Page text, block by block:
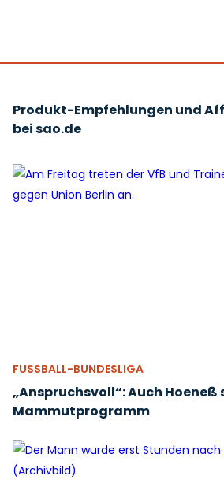
Produkt-Empfehlungen und
bei sao.de
FUSSBALL-BUNDESLIGA
„Anspruchsvoll“: Auch
Mammutprogramm